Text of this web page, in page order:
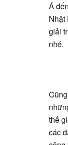
Á
Nhật
giải
nhé.
thế
các